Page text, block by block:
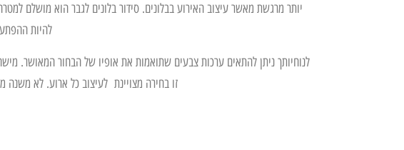
יותר מרגשת מאשר עיצוב האירוע בבלונים. סידור בלונים לגבר הוא מושלם
להיות
לנוחיותך ניתן להתאים ערכות צבעים שתואמות את אופיו של הבחור המאושר.
זו בחירה מצויינת לעיצוב כל ארוע. לא משנה